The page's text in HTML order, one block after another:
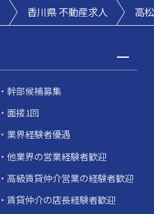
香川県 不動産求人 高
幹部候補募集
面接1回
業界経験者優遇
他業界の営業経験者歓迎
高級賃貸仲介営業の経験者歓迎
賃貸仲介の店長経験者歓迎